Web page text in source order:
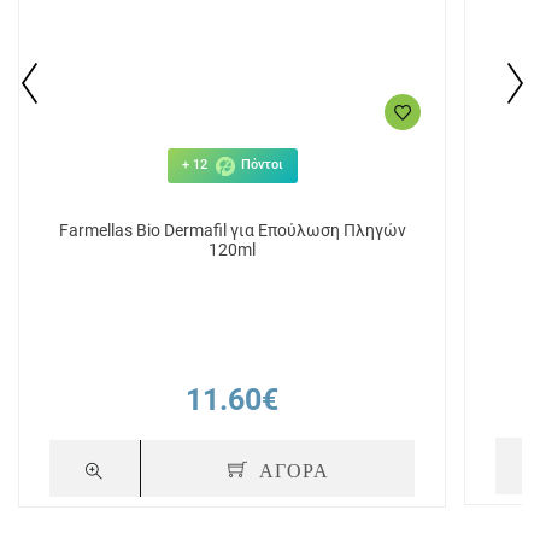
+ 12 Πόντοι
Farmellas Bio Dermafil για Επούλωση Πληγών
120ml
11.60€
ΑΓΟΡΑ